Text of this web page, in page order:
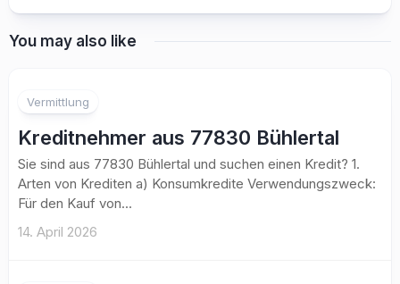
You may also like
Vermittlung
Kreditnehmer aus 77830 Bühlertal
Sie sind aus 77830 Bühlertal und suchen einen Kredit? 1.
Arten von Krediten a) Konsumkredite Verwendungszweck:
Für den Kauf von...
14. April 2026